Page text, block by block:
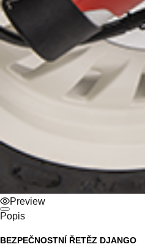
Preview
Popis
BEZPEČNOSTNÍ ŘETĚZ DJANGO